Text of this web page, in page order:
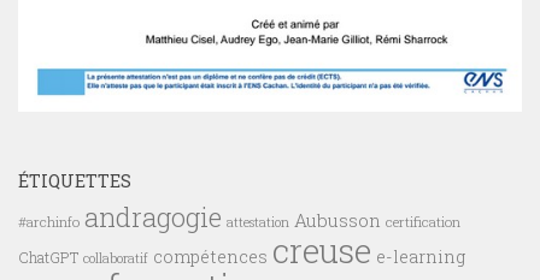
ÉTIQUETTES
#archinfo andragogie attestation Aubusson certification
ChatGPT collaboratif compétences creuse e-learning